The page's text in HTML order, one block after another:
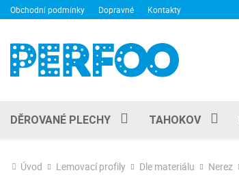
Obchodní podmínky Dopravné Kontakty
DĚROVANÉ PLECHY TAHOKOV
Úvod Lemovací profily Dle materiálu Nerez